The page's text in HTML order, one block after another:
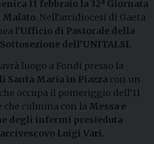
11 febbraio la 32ª Giornata
Malato. Nell’arcidiocesi di Gaeta
l’Ufficio di Pastorale della
dell’UNITALSI.
avrà luogo a Fondi presso la
Santa Maria in Piazzacon un
occupa il pomeriggio dell’11
che culmina con la Messa e
degli infermi presieduta
Luigi Vari.